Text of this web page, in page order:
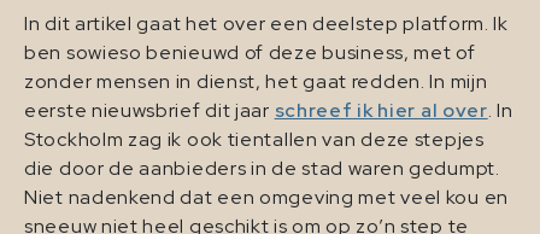
In dit artikel gaat het over een deelstep platform. Ik
ben sowieso benieuwd of deze business, met of
zonder mensen in dienst, het gaat redden. In mijn
eerste nieuwsbrief dit jaar schreef ik hier al over. In
Stockholm zag ik ook tientallen van deze stepjes
die door de aanbieders in de stad waren gedumpt.
Niet nadenkend dat een omgeving met veel kou en
sneeuw niet heel geschikt is om op zo’n step te